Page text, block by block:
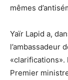
mêmes
Yaïr Lapid a,
l’ambassadeur
«clarifications».
Premier